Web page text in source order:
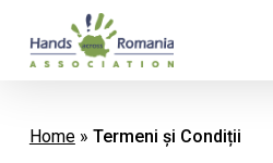
main
Home» Termeni și Condiții